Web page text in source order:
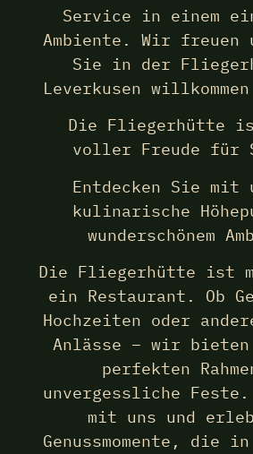
Service in einem
Ambiente. Wir freuen
Sie in der
Leverkusen
Die Fliegerhütte
voller Freude für
Entdecken Sie mit
kulinarische
wunderschönem
Die Fliegerhütte ist
ein Restaurant. Ob
Hochzeiten oder
Anlässe – wir bieten
perfekten
unvergessliche
mit uns und
Genussmomente, die